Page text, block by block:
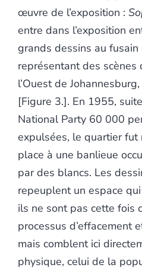
œuvre de l’exposition :
entre dans l’exposition
grands dessins au
représentant des scènes
l’Ouest de
[Figure 3.]. En 1955,
National Party 60 000
expulsées, le quartier fut
place à une banlieue
par des blancs. Les
repeuplent un espace
ils ne sont pas cette fois
processus d’effacement
mais comblent ici
physique, celui de la